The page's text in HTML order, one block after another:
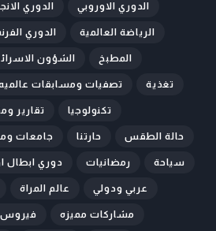
الدوري الدوري الاوروبي
الدوري الرياضة العالمية
الشؤون المطبخ
تصفيات ومسابقات تغذية
تقارير تكنولوجيا
جامعات حارتنا حالة الطقس
دوري ابطال رمضانيات سياحة
عالم المراة عربي ودولي
فيروس مشاركات مميزه